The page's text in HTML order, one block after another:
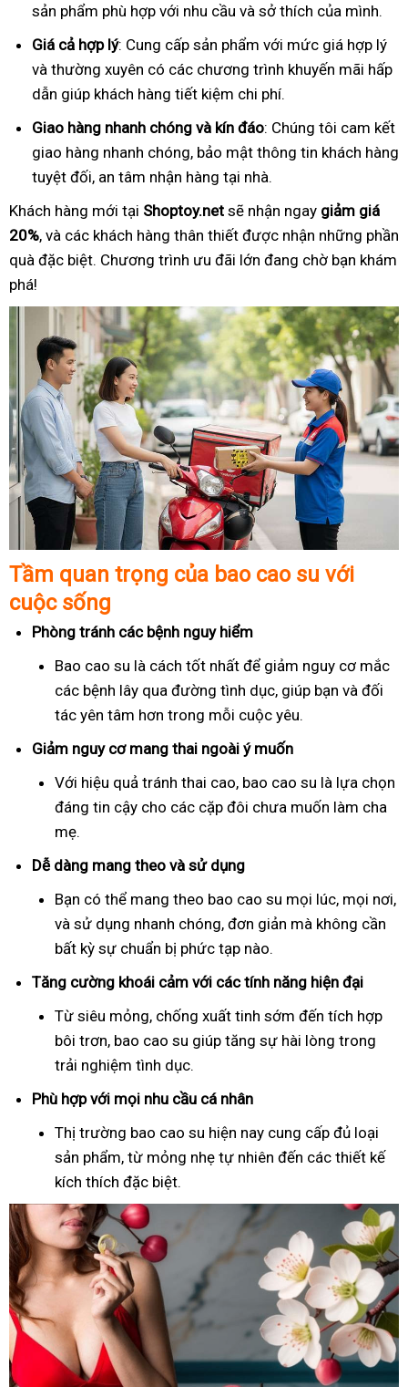
sản phẩm phù hợp với nhu cầu và sở thích của mình.
Giá cả hợp lý: Cung cấp sản phẩm với mức giá hợp lý
và thường xuyên có các chương trình khuyến mãi hấp
dẫn giúp khách hàng tiết kiệm chi phí.
Giao hàng nhanh chóng và kín đáo: Chúng tôi cam kết
giao hàng nhanh chóng, bảo mật thông tin khách hàng
tuyệt đối, an tâm nhận hàng tại nhà.
Khách hàng mới tại Shoptoy.net sẽ nhận ngay giảm giá
20%, và các khách hàng thân thiết được nhận những phần
quà đặc biệt. Chương trình ưu đãi lớn đang chờ bạn khám
phá!
Tầm quan trọng của bao cao su với
cuộc sống
Phòng tránh các bệnh nguy hiểm
Bao cao su là cách tốt nhất để giảm nguy cơ mắc
các bệnh lây qua đường tình dục, giúp bạn và đối
tác yên tâm hơn trong mỗi cuộc yêu.
Giảm nguy cơ mang thai ngoài ý muốn
Với hiệu quả tránh thai cao, bao cao su là lựa chọn
đáng tin cậy cho các cặp đôi chưa muốn làm cha
mẹ.
Dễ dàng mang theo và sử dụng
Bạn có thể mang theo bao cao su mọi lúc, mọi nơi,
và sử dụng nhanh chóng, đơn giản mà không cần
bất kỳ sự chuẩn bị phức tạp nào.
Tăng cường khoái cảm với các tính năng hiện đại
Từ siêu mỏng, chống xuất tinh sớm đến tích hợp
bôi trơn, bao cao su giúp tăng sự hài lòng trong
trải nghiệm tình dục.
Phù hợp với mọi nhu cầu cá nhân
Thị trường bao cao su hiện nay cung cấp đủ loại
sản phẩm, từ mỏng nhẹ tự nhiên đến các thiết kế
kích thích đặc biệt.